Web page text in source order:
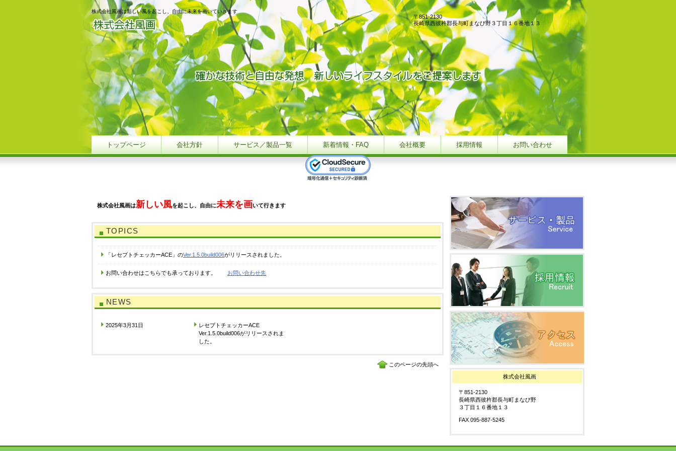
株式会社風画は新しい風を起こし、自由に未来を画いていきます
〒851-2130
長崎県西彼杵郡長与町まなび野３丁目１６番地１３
株式会社風画は新しい風を起こし、自由に未来を画いて行きます
TOPICS
「レセプトチェッカーACE」のVer.1.5.0build006がリリースされました。
お問い合わせはこちらでも承っております。 お問い合わせ先
NEWS
2025年3月31日
レセプトチェッカーACE
Ver.1.5.0build006がリリースされま
した。
このページの先頭へ
トップページ 会社方針 サービス／製品一覧 新着情報・FAQ 会社概要 採用情報 お問い合わせ
株式会社風画
〒851-2130
長崎県西彼杵郡長与町まなび野
３丁目１６番地１３
FAX 095-887-5245